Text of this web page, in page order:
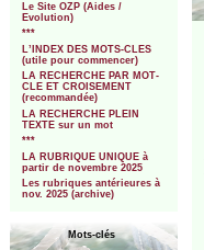
Le Site OZP (Aides /
Evolution)
***
L’INDEX DES MOTS-CLES
(utile pour commencer)
LA RECHERCHE PAR MOT-
CLE ET CROISEMENT
(recommandée)
LA RECHERCHE PLEIN
TEXTE sur un mot
***
LA RUBRIQUE UNIQUE à
partir de novembre 2025
Les rubriques antérieures à
nov. 2025 (archive)
Mots-clés